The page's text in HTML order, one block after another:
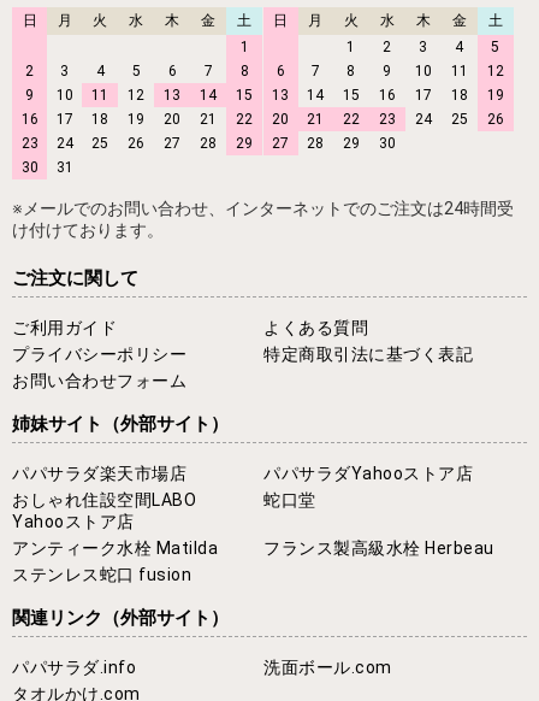
日
月 火 水 木 金
土
1
2
3 4 5 6 7
8
9
10 11 12 13 14
15
16
17 18 19 20 21
22
23
24 25 26 27 28
29
30
31
日
月 火 水 木 金
土
1
2 3 4
5
6
7 8 9 10 11
12
13
14 15 16 17 18
19
20
21 22 23 24 25
26
27
28 29 30
※メールでのお問い合わせ、インターネットでのご注文は24時間受
け付けております。
ご注文に関して
ご利用ガイド
よくある質問
プライバシーポリシー
特定商取引法に基づく表記
お問い合わせフォーム
姉妹サイト （外部サイト）
パパサラダ楽天市場店
パパサラダYahooストア店
おしゃれ住設空間LABO
Yahooストア店
蛇口堂
アンティーク水栓 Matilda
フランス製高級水栓 Herbeau
ステンレス蛇口 fusion
関連リンク （外部サイト）
パパサラダ.info
洗面ボール.com
タオルかけ.com